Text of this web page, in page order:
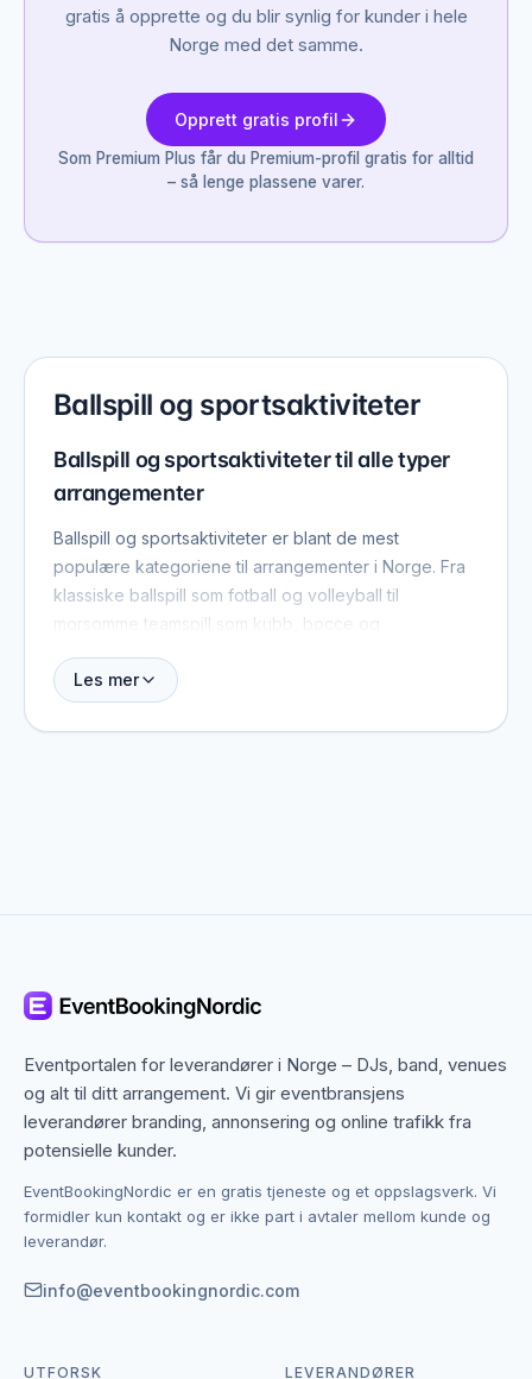
gratis å opprette og du blir synlig for kunder i hele
Norge med det samme.
Opprett gratis profil
Som Premium Plus får du Premium-profil gratis for alltid
– så lenge plassene varer.
Ballspill og sportsaktiviteter
Ballspill og sportsaktiviteter til alle typer
arrangementer
Ballspill og sportsaktiviteter er blant de mest
populære kategoriene til arrangementer i Norge. Fra
klassiske ballspill som fotball og volleyball til
morsomme teamspill som kubb, bocce og
gruppe og ethvert budsjett. Finn og sammenlign
leverandører her på siden.
Ballspill er ideelle til firmafester og teambuilding. De
fremmer samarbeid, konkurranseinstinkt og godt
humør, og fungerer på tvers av alder og
ferdighetsnivå. Mange bedrifter bruker
ballspillaktiviteter som avslutning på konferanser eller
som selvstendige teambuilding-dager.
Ballspill til private fester og polterabend
Les mer
Eventportalen for leverandører i Norge – DJs, band, venues
og alt til ditt arrangement. Vi gir eventbransjens
leverandører branding, annonsering og online trafikk fra
potensielle kunder.
EventBookingNordic er en gratis tjeneste og et oppslagsverk. Vi
formidler kun kontakt og er ikke part i avtaler mellom kunde og
leverandør.
info@eventbookingnordic.com
UTFORSK LEVERANDØRER